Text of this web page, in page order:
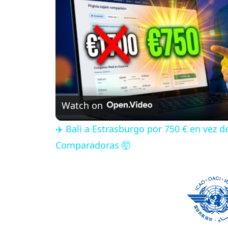
Watch on
✈️ Bali a Estrasburgo por 750 € en vez
Comparadoras 🤯